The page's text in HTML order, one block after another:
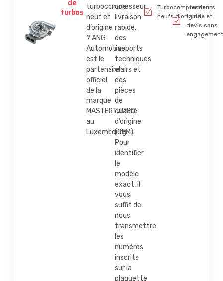
de
turbos turbocompresseur
neuf et
d’origine
? ANG
Automotive
est le
partenaire
officiel
de la
marque
MASTERTURBO
au
Luxembourg.
une
livraison
rapide,
des
rapports
techniques
clairs et
des
pièces
de
qualité
d’origine
(OEM).
Pour
identifier
le
modèle
exact, il
vous
suffit de
nous
transmettre
les
numéros
inscrits
sur la
plaquette
Turbocompresseurs
neufs d'origine
Livraison
rapide et
devis sans
engagement